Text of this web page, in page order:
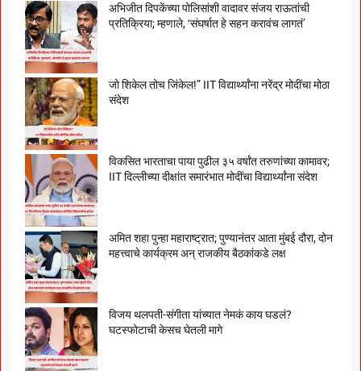
अभिजीत दिपकेंच्या पोलिसांशी वादावर संजय राऊतांची
प्रतिक्रिया; म्हणाले, ‘संघर्षात हे सहन करावंच लागतं’
जो शिकेल तोच जिंकेल!” IIT विद्यार्थ्यांना नरेंद्र मोदींचा मोठा
संदेश
विकसित भारताचा पाया पुढील ३५ वर्षांत तरुणांच्या कामावर;
IIT दिल्लीच्या दीक्षांत समारंभात मोदींचा विद्यार्थ्यांना संदेश
अमित शहा पुन्हा महाराष्ट्रात; पुण्यानंतर आता मुंबई दौरा, दोन
महत्त्वाचे कार्यक्रम अन् राजकीय बैठकांकडे लक्ष
विजय थलपती-संगीता यांच्यात नेमकं काय घडलं?
घटस्फोटाची केसच घेतली मागे